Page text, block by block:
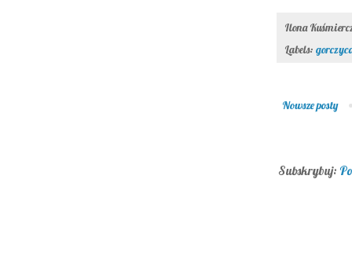
Ilona
Labels:
Nowsze posty
Subskrybuj: